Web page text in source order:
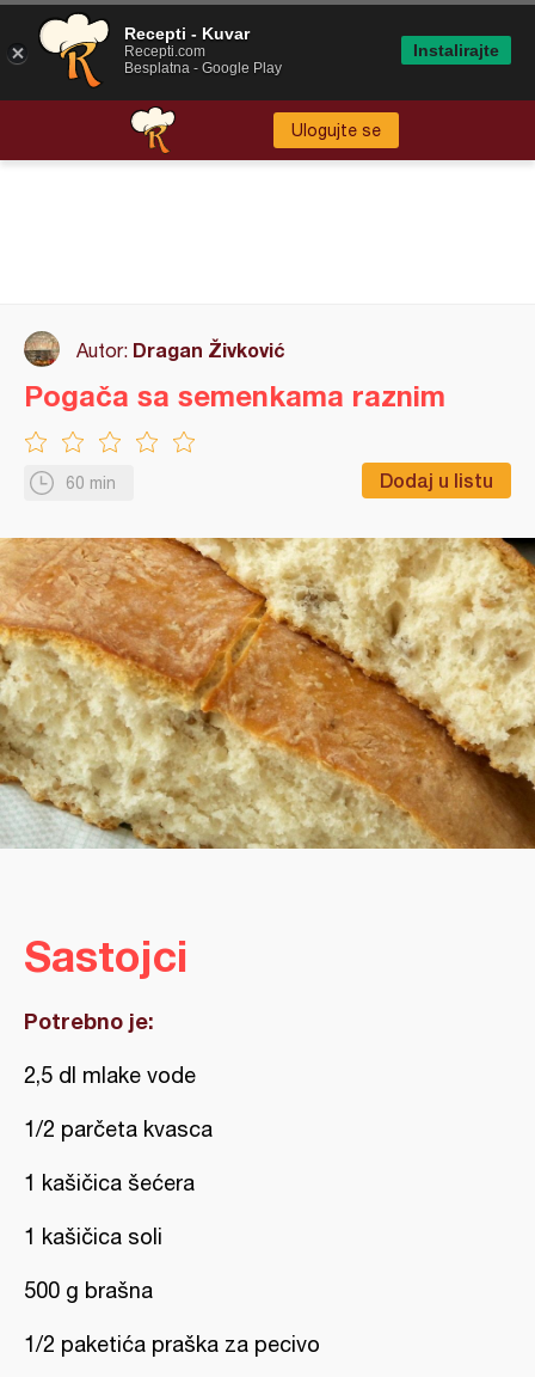
Ulogujte se
Autor: Dragan Živković
60 min Dodaj u listu
Pogača sa semenkama raznim
Sastojci
Potrebno je:
2,5 dl mlake vode
1/2 parčeta kvasca
1 kašičica šećera
1 kašičica soli
500 g brašna
1/2 paketića praška za pecivo
Recepti - Kuvar
Recepti.com
Besplatna - Google Play
Instalirajte